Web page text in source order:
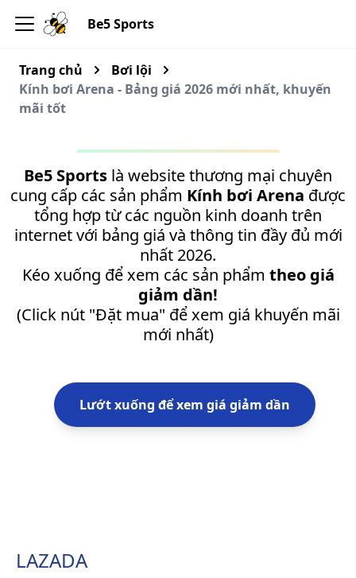
Be5 Sports
Trang chủ
Bơi lội
Kính bơi Arena - Bảng giá 2026 mới nhất, khuyến
mãi tốt
Be5 Sports là website thương mại chuyên
cung cấp các sản phẩm Kính bơi Arena được
tổng hợp từ các nguồn kinh doanh trên
internet với bảng giá và thông tin đầy đủ mới
nhất 2026.
Kéo xuống để xem các sản phẩm theo giá
giảm dần!
(Click nút "Đặt mua" để xem giá khuyến mãi
mới nhất)
Lướt xuống để xem giá giảm dần
LAZADA